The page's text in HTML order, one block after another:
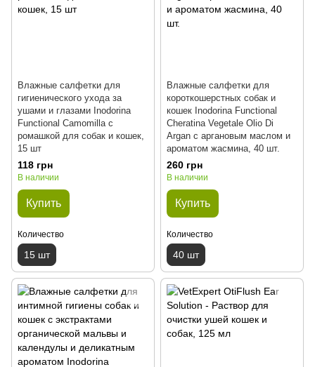
Влажные салфетки для
гигиенического ухода за
ушами и глазами Inodorina
Functional Camomilla с
ромашкой для собак и кошек,
15 шт
118 грн
В наличии
Купить
Количество
15 шт
Влажные салфетки для
короткошерстных собак и
кошек Inodorina Functional
Cheratina Vegetale Olio Di
Argan с аргановым маслом и
ароматом жасмина, 40 шт.
260 грн
В наличии
Купить
Количество
40 шт